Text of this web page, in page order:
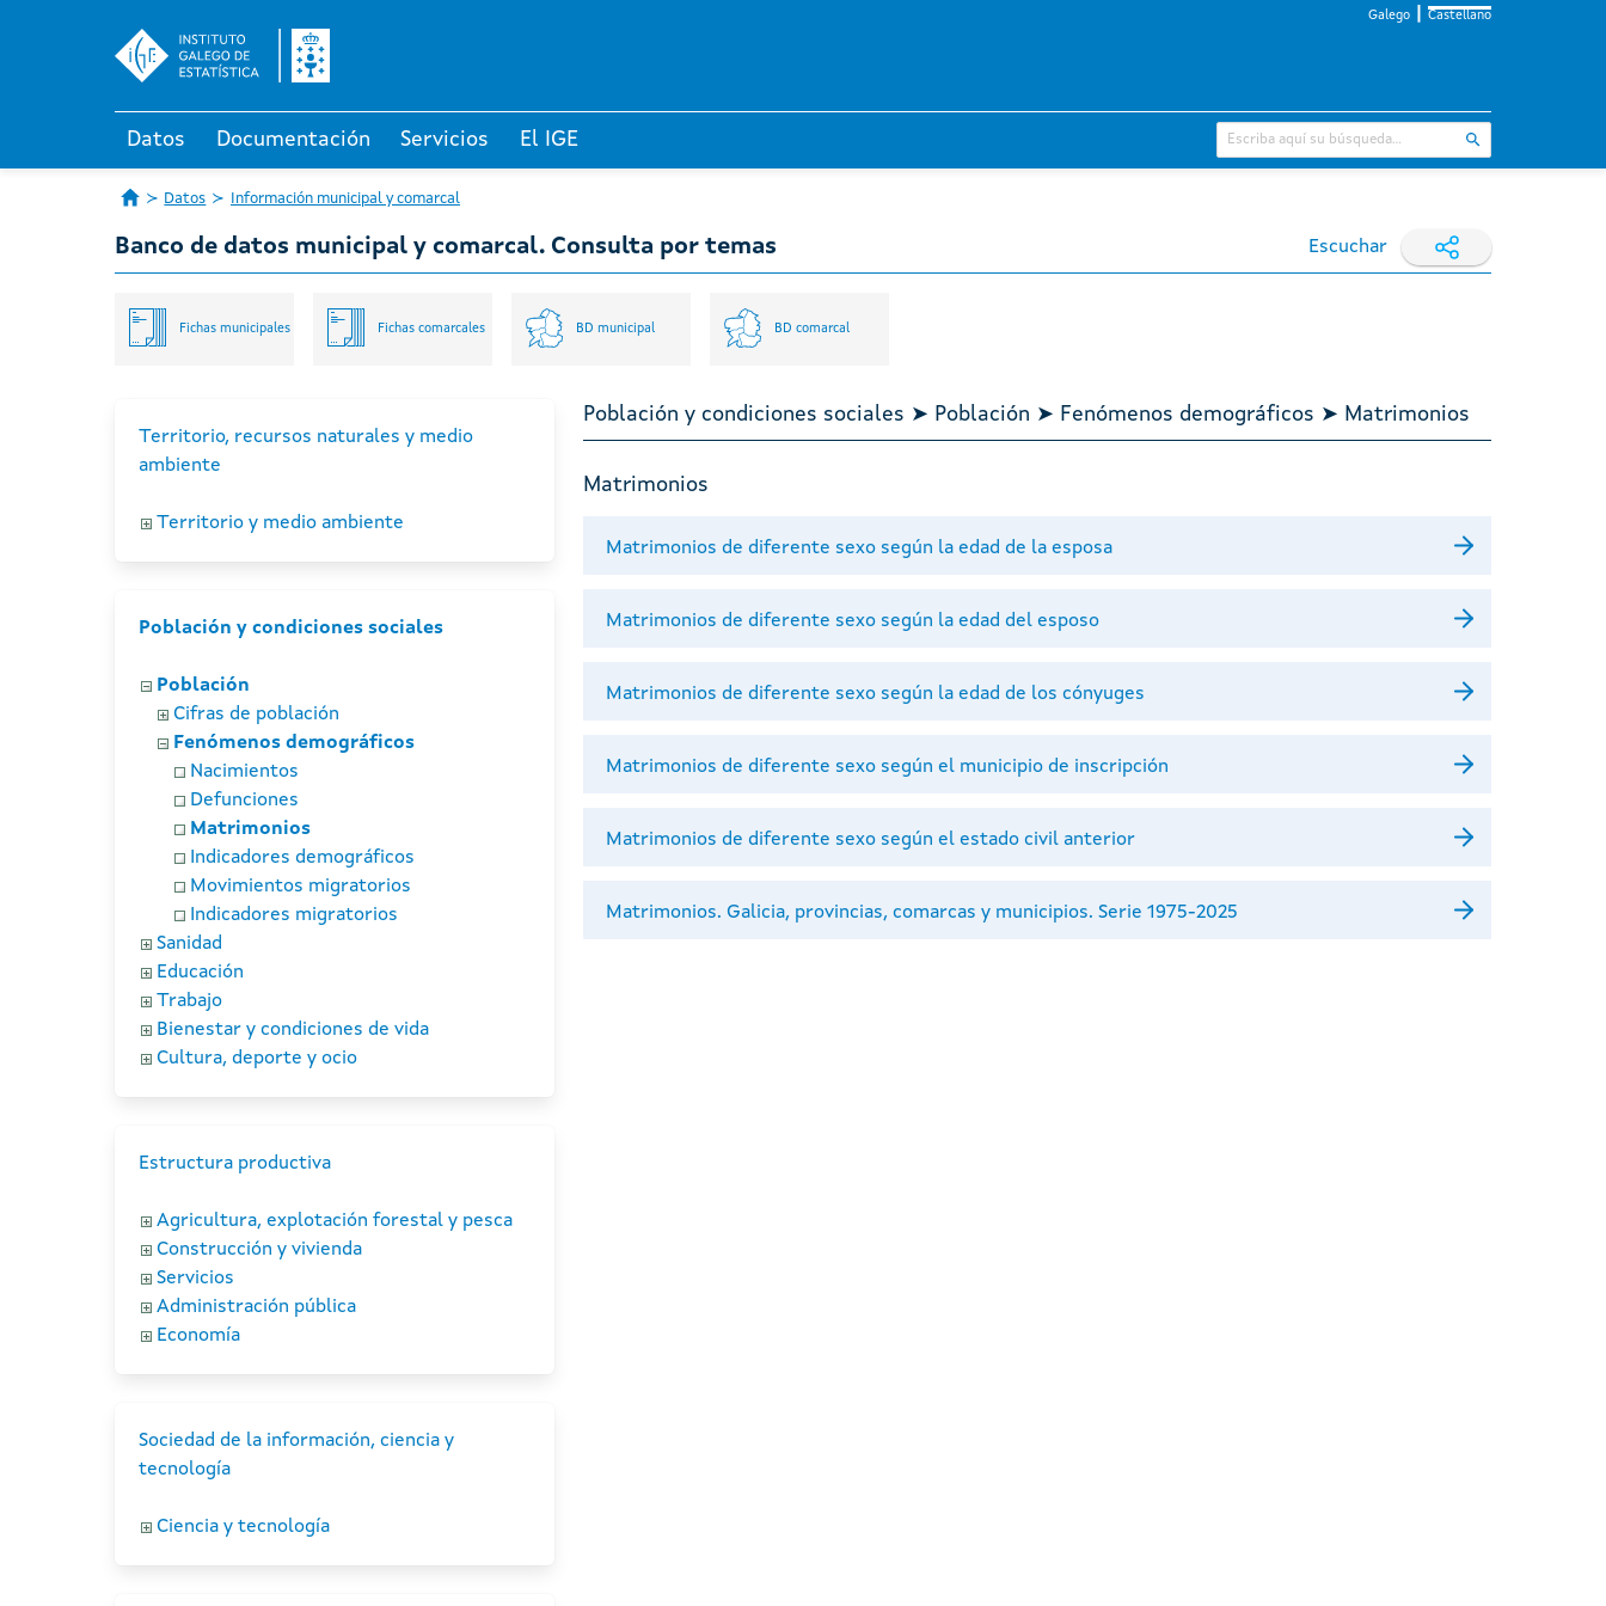
Galego Castellano
Datos Documentación Servicios El IGE
Datos Información municipal y comarcal
Banco de datos municipal y comarcal. Consulta por temas Escuchar
Fichas municipales Fichas comarcales BD municipal BD comarcal
Territorio, recursos naturales y medio
ambiente
Territorio y medio ambiente
Población y condiciones sociales
Población
Cifras de población
Fenómenos demográficos
Nacimientos
Defunciones
Matrimonios
Indicadores demográficos
Movimientos migratorios
Indicadores migratorios
Sanidad
Educación
Trabajo
Bienestar y condiciones de vida
Cultura, deporte y ocio
Estructura productiva
Agricultura, explotación forestal y pesca
Construcción y vivienda
Servicios
Administración pública
Economía
Sociedad de la información, ciencia y
tecnología
Ciencia y tecnología
Población y condiciones sociales ➤ Población ➤ Fenómenos demográficos ➤ Matrimonios
Matrimonios
Matrimonios de diferente sexo según la edad de la esposa
Matrimonios de diferente sexo según la edad del esposo
Matrimonios de diferente sexo según la edad de los cónyuges
Matrimonios de diferente sexo según el municipio de inscripción
Matrimonios de diferente sexo según el estado civil anterior
Matrimonios. Galicia, provincias, comarcas y municipios. Serie 1975-2025